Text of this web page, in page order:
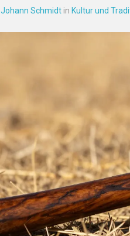
Johann Schmidt in Kultur und